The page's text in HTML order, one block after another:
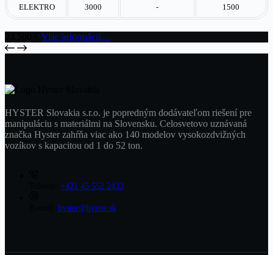
ELEKTRO 3000 - 1500
Viac informácií…
HYSTER Slovakia s.r.o. je popredným dodávateľom riešení pre
manipuláciu s materiálmi na Slovensku. Celosvetovo uznávaná
značka Hyster zahŕňa viac ako 140 modelov vysokozdvižných
vozíkov s kapacitou od 1 do 52 ton.
+421 45 552 2433
hyster@hyster.sk